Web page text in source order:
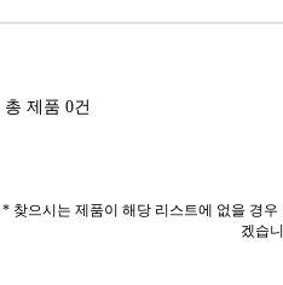
총 제품 0건
* 찾으시는 제품이 해당 리스트에 없을 경
겠습